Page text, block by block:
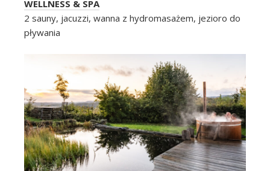
WELLNESS & SPA
2 sauny, jacuzzi, wanna z hydromasażem, jezioro do
pływania